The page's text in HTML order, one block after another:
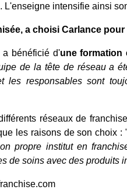
. L'enseigne intensifie ainsi
a choisi Carlance
a bénéficié d'une formation
de la tête de réseau a
les responsables sont
réseaux de
les raisons de son choix :
propre institut en
de soins avec des produits